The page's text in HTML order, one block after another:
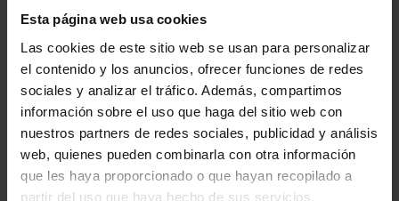
Esta página web usa cookies
Las cookies de este sitio web se usan para personalizar
el contenido y los anuncios, ofrecer funciones de redes
sociales y analizar el tráfico. Además, compartimos
información sobre el uso que haga del sitio web con
nuestros partners de redes sociales, publicidad y análisis
web, quienes pueden combinarla con otra información
que les haya proporcionado o que hayan recopilado a
partir del uso que haya hecho de sus servicios.
Por otra parte, el Instituto está impulsando una serie de
actuaciones significativas que generen una mayor
visibilidad para la cultura vasca en el exterior.
En el ámbito de la enseñanza del euskera, el Instituto ha
consolidado también su actividad en el programa Euskara
Munduan, el cual pasó a ser su responsabilidad el año
pasado. Este programa tiene como fin fomentar la